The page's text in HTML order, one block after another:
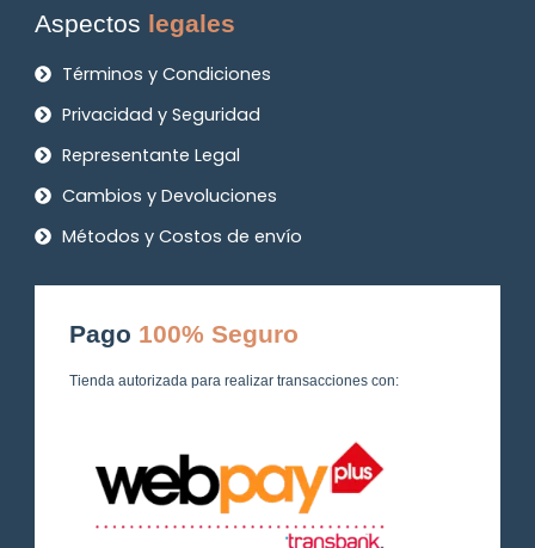
Aspectos legales
Términos y Condiciones
Privacidad y Seguridad
Representante Legal
Cambios y Devoluciones
Métodos y Costos de envío
Pago 100% Seguro
Tienda autorizada para realizar transacciones con: